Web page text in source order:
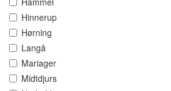
Hinnerup
Hørning
Langå
Mariager
Midtdjurs